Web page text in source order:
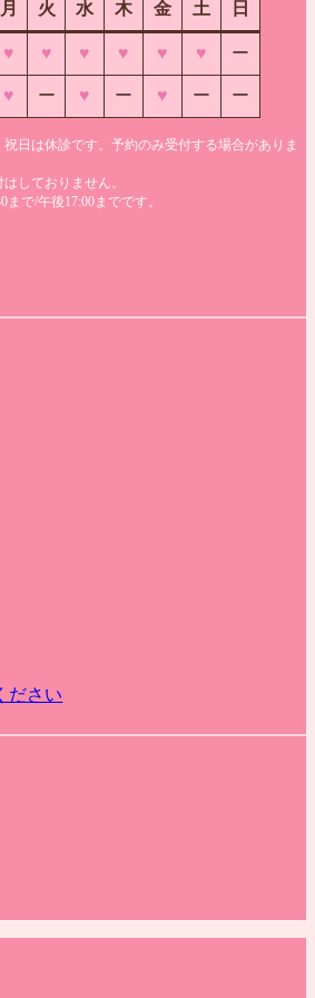
月 火 水 木 金 土 日
♥ ♥ ♥ ♥ ♥ ♥ ー
♥ ー ♥ ー ♥ ー ー
日は休診です。予約のみ受付する場合がありま
しておりません。
で/午後17:00までです。
ださい